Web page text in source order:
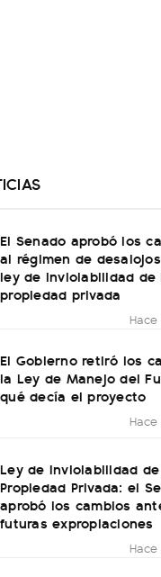
El Senado aprobó los
al régimen de
ley de inviolabilidad de
propiedad privada
El Gobierno retiró los
la Ley de Manejo del
qué decía el proyecto
Ley de Inviolabilidad de
Propiedad Privada: el
aprobó los cambios
futuras expropiaciones